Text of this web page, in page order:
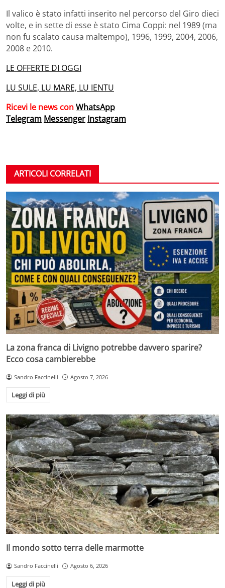
Il valico è stato infatti inserito nel percorso del Giro dieci
volte, e in sette di esse è stato Cima Coppi: nel 1989 (ma
non fu scalato causa maltempo), 1996, 1999, 2004, 2006,
2008 e 2010.
LE OFFERTE DI OGGI
LU SULE, LU MARE, LU IENTU
Ricevi le news conWhatsApp
Telegram Messenger Instagram
ARTICOLI CORRELATI
La zona franca di Livigno potrebbe davvero sparire?
Ecco cosa cambierebbe
Sandro Faccinelli Agosto 7, 2026
Leggi di più
Il mondo sotto terra delle marmotte
Sandro Faccinelli Agosto 6, 2026
Leggi di più